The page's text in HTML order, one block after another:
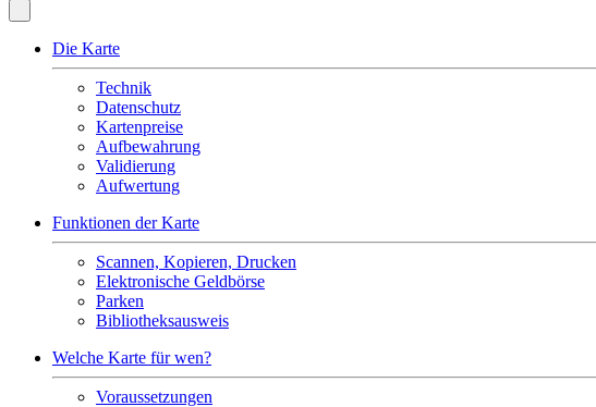
Die Karte
Technik
Datenschutz
Kartenpreise
Aufbewahrung
Validierung
Aufwertung
Funktionen der Karte
Scannen, Kopieren, Drucken
Elektronische Geldbörse
Parken
Bibliotheksausweis
Welche Karte für wen?
Voraussetzungen